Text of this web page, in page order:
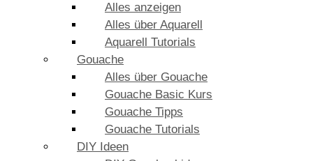
Alles anzeigen
Alles über Aquarell
Aquarell Tutorials
Gouache
Alles über Gouache
Gouache Basic Kurs
Gouache Tipps
Gouache Tutorials
DIY Ideen